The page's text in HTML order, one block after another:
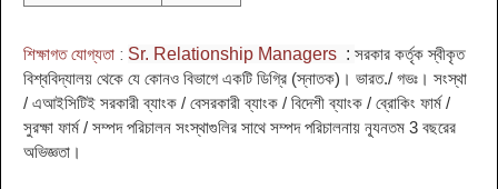
শিক্ষাগত যোগ্যতা : Sr. Relationship Managers : সরকার কর্তৃক স্বীকৃত
বিশ্ববিদ্যালয় থেকে যে কোনও বিভাগে একটি ডিগ্রি (স্নাতক)। ভারত./ গভঃ। সংস্থা
/ এআইসিটিই সরকারী ব্যাংক / বেসরকারী ব্যাংক / বিদেশী ব্যাংক / ব্রোকিং ফার্ম /
সুরক্ষা ফার্ম / সম্পদ পরিচালন সংস্থাগুলির সাথে সম্পদ পরিচালনায় ন্যূনতম 3 বছরের
অভিজ্ঞতা ।